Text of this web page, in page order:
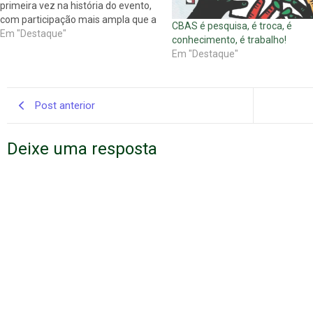
primeira vez na história do evento,
com participação mais ampla que a
dos/as congressistas inscritos/as.
Em "Destaque"
CBAS é pesquisa, é troca, é
conhecimento, é trabalho!
Em "Destaque"
Post anterior
Deixe uma resposta